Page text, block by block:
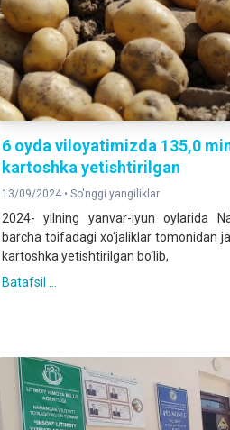
6 oyda viloyatimizda 135,0
kartoshka yetishtirilgan
13/09/2024 • So'nggi yangiliklar
2024- yilning yanvar-iyun oylarida
barcha toifadagi xo‘jaliklar tomonidan
kartoshka yetishtirilgan bo‘lib,
Batafsil ...